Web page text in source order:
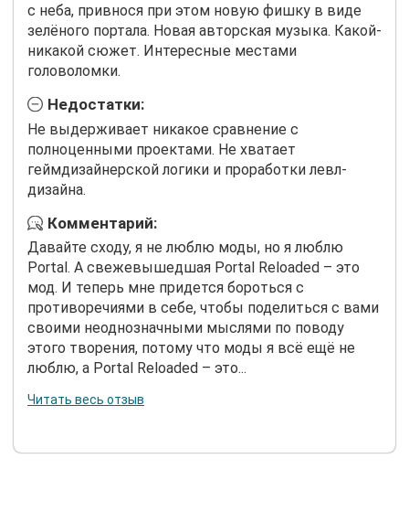
с неба, привнося при этом новую фишку в виде
зелёного портала. Новая авторская музыка. Какой-
никакой сюжет. Интересные местами
головоломки.
Недостатки:
Не выдерживает никакое сравнение с
полноценными проектами. Не хватает
геймдизайнерской логики и проработки левл-
дизайна.
Комментарий:
Давайте сходу, я не люблю моды, но я люблю
Portal. А свежевышедшая Portal Reloaded – это
мод. И теперь мне придется бороться с
противоречиями в себе, чтобы поделиться с вами
своими неоднозначными мыслями по поводу
этого творения, потому что моды я всё ещё не
люблю, а Portal Reloaded – это...
Читать весь отзыв